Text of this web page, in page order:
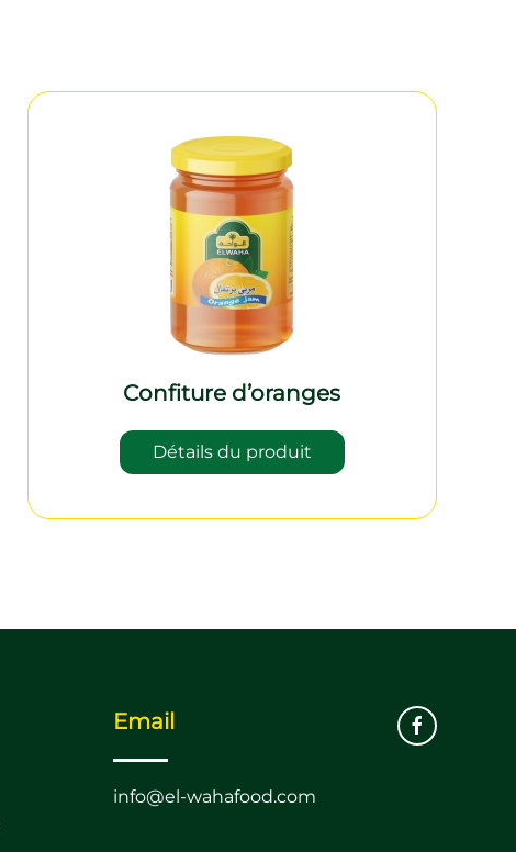
Confiture d’oranges
Détails du produit
Email
info@el-wahafood.com